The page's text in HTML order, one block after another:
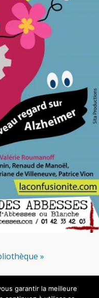
»
garantir la meilleure